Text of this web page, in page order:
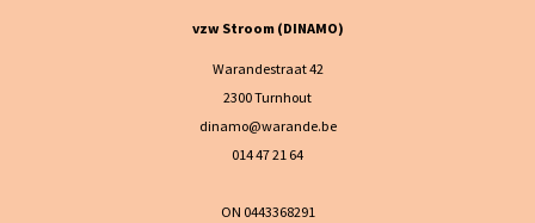
vzw Stroom (DINAMO)
Warandestraat 42
2300 Turnhout
dinamo@warande.be
014 47 21 64
ON 0443368291